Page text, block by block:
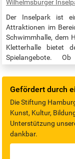
Gruppengröße…
Wilhelmsburger
Der Inselpark ist
Attraktionen im
Schwimmhalle, dem
Kletterhalle bietet
Spielangebote.
bestmögliche
An einigen Anlagen
Gefördert durch
Die Stiftung
Kunst, Kultur,
Unterstützung
dankbar.